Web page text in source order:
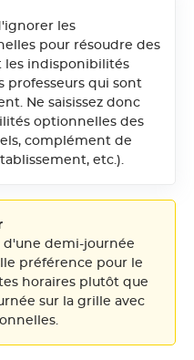
les
pour résoudre des
les indisponibilités
professeurs qui sont
Ne saisissez donc
optionnelles des
complément de
etc.).
d'une demi-journée
préférence pour le
horaires plutôt que
sur la grille avec